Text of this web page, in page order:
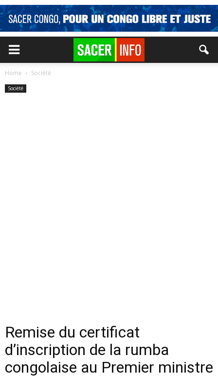
Home Société
Société
Remise du certificat
d’inscription de la rumba
congolaise au Premier ministre